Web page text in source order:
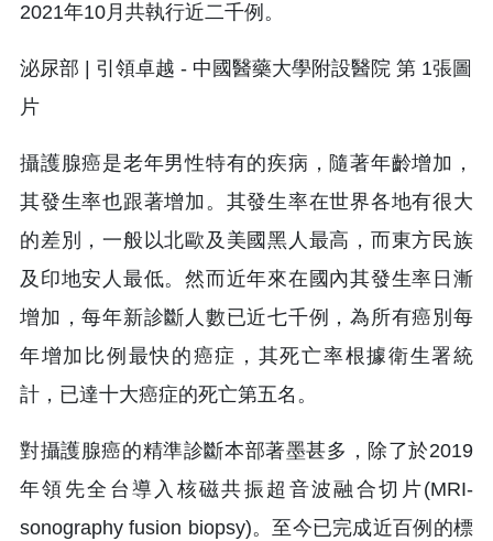
2021年10月共執行近二千例。
攝護腺癌是老年男性特有的疾病，隨著年齡增加，
其發生率也跟著增加。其發生率在世界各地有很大
的差別，一般以北歐及美國黑人最高，而東方民族
及印地安人最低。然而近年來在國內其發生率日漸
增加，每年新診斷人數已近七千例，為所有癌別每
年增加比例最快的癌症，其死亡率根據衛生署統
計，已達十大癌症的死亡第五名。
對攝護腺癌的精準診斷本部著墨甚多，除了於2019
年領先全台導入核磁共振超音波融合切片(MRI-
sonography fusion biopsy)。至今已完成近百例的標